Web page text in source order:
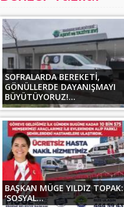
SOFRALARDA BEREKETİ,
GÖNÜLLERDE DAYANIŞMAYI
BÜYÜTÜYORUZ!...
BAŞKAN MÜGE YILDIZ TOPAK:
‘SOSYAL...